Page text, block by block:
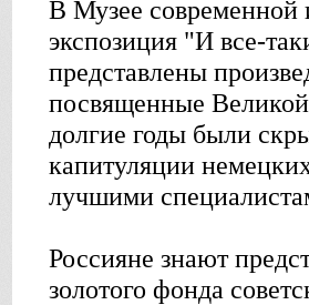
В Музее современной
экспозиция "И все-
представлены
посвященные
долгие годы были
капитуляции
лучшими
Россияне знают
золотого фонда